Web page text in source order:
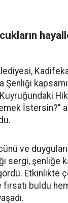
İstersin?"
ve
sergi, şenliğe
Etkinlikte
buldu